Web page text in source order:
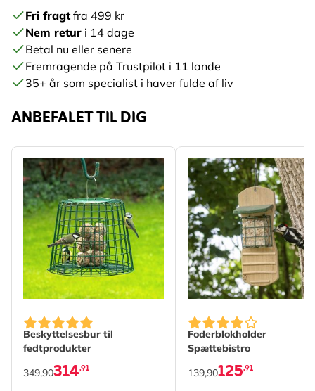
Fri fragtfra 499 kr
Nem retur i 14 dage
Betal nu eller senere
Fremragende på Trustpilot i 11 lande
35+ år som specialist i haver fulde af liv
ANBEFALET TIL DIG
Beskyttelsesbur til
fedtprodukter
314,91
349,90
Foderblokholder
Spættebistro
125,91
139,90